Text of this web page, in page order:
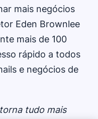
mais negócios
Eden Brownlee
mais de 100
rápido a todos
e negócios de
tudo mais